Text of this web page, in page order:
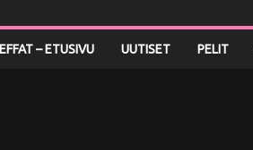
– ETUSIVU UUTISET PELIT